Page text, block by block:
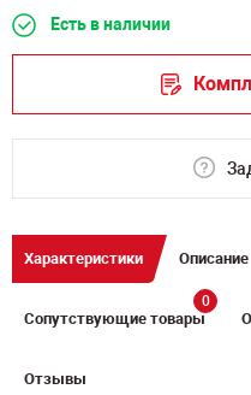
Есть в наличии
Характеристики Описание
Сопутствующие товары
0
Отзывы